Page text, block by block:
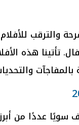
الفرحة والترقب
تأتينا هذه
عددًا من